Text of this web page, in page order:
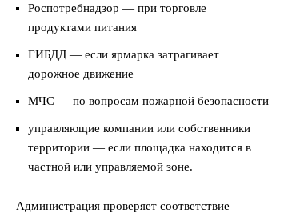
Роспотребнадзор — при торговле
продуктами питания
ГИБДД — если ярмарка затрагивает
дорожное движение
МЧС — по вопросам пожарной безопасности
управляющие компании или собственники
территории — если площадка находится в
частной или управляемой зоне.
Администрация проверяет соответствие